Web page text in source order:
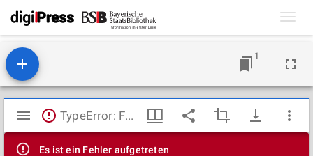
1
Mirador
Viewer
TypeError: Failed to fetch
Es ist ein Fehler aufgetreten